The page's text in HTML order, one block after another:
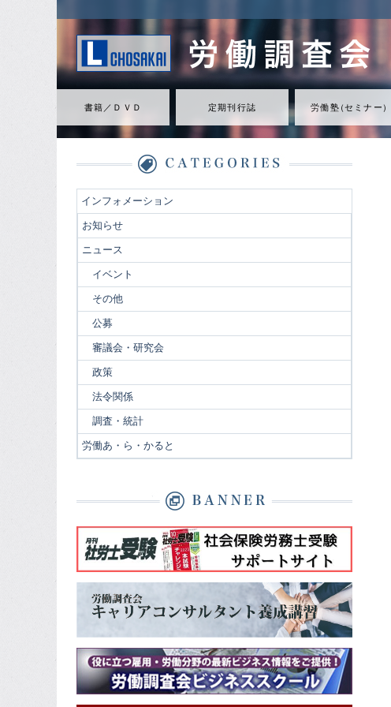
書籍／ＤＶＤ 定期刊行誌 労働塾（セミナ ー ）
インフォメーション
お知らせ
ニュース
イベント
その他
公募
審議会・研究会
政策
法令関係
調査・統計
労働あ・ら・かると